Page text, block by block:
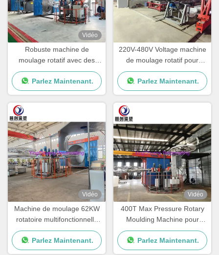
Vidéo
Robuste machine de
moulage rotatif avec des
composants de qualité pour
produire boîte de
refroidissement
Parlez Maintenant.
220V-480V Voltage machine
de moulage rotatif pour
l'excellence de l'emballage
en plastique
Parlez Maintenant.
Vidéo
Machine de moulage 62KW
rotatoire multifonctionnelle
pour la garantie de 1 an
Parlez Maintenant.
Vidéo
400T Max Pressure Rotary
Moulding Machine pour
l'épaisseur de moule de 0-
50mm
Parlez Maintenant.